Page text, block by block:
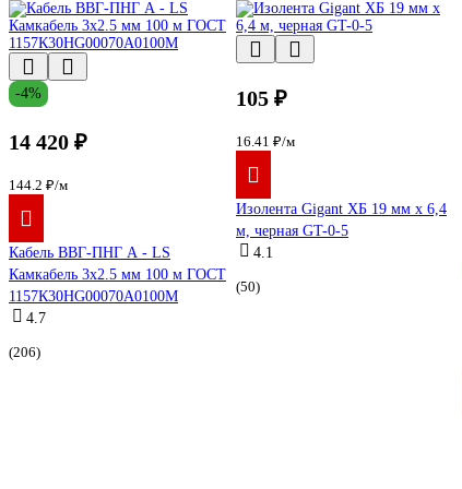
-4%
14 420 ₽
144.2 ₽/м
Кабель ВВГ-ПНГ А - LS
Камкабель 3x2.5 мм 100 м ГОСТ
1157К30HG00070А0100М
4.7
(206)
105 ₽
16.41 ₽/м
Изолента Gigant ХБ 19 мм х 6,4
м, черная GT-0-5
4.1
(50)